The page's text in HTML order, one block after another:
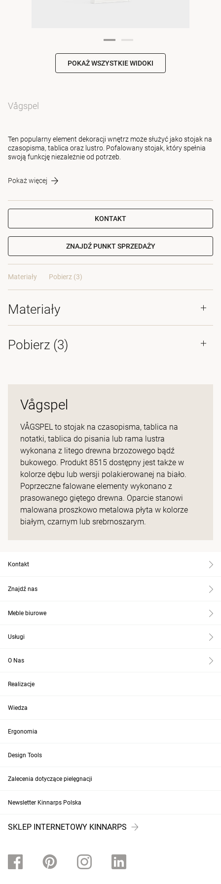
POKAŻ WSZYSTKIE WIDOKI
Vågspel
Ten popularny element dekoracji wnętrz może służyć jako stojak na
czasopisma, tablica oraz lustro. Pofalowany stojak, który spełnia
swoją funkcję niezależnie od potrzeb.
Pokaż więcej
KONTAKT
ZNAJDŹ PUNKT SPRZEDAŻY
Materiały Pobierz (3)
Materiały
Pobierz (3)
Vågspel
VÅGSPEL to stojak na czasopisma, tablica na
notatki, tablica do pisania lub rama lustra
wykonana z litego drewna brzozowego bądź
bukowego. Produkt 8515 dostępny jest także w
kolorze dębu lub wersji polakierowanej na biało.
Poprzeczne falowane elementy wykonano z
prasowanego giętego drewna. Oparcie stanowi
malowana proszkowo metalowa płyta w kolorze
białym, czarnym lub srebrnoszarym.
Kontakt
Znajdź nas
Meble biurowe
Usługi
O Nas
Realizacje
Wiedza
Ergonomia
Design Tools
Zalecenia dotyczące pielęgnacji
Newsletter Kinnarps Polska
SKLEP INTERNETOWY KINNARPS